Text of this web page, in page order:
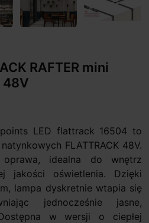
RAFTER mini
48V
points LED flattrack 16504 to
FLATTRACK 48V.
idealna do wnętrz
jakości oświetlenia. Dzięki
lampa dyskretnie wtapia się
jednocześnie jasne,
w wersji o ciepłej